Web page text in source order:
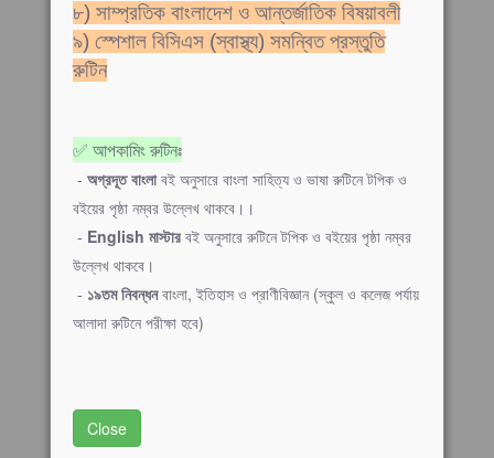
৮) সাম্প্রতিক বাংলাদেশ ও আন্তর্জাতিক বিষয়াবলী
৯) স্পেশাল বিসিএস (স্বাস্থ্য) সমন্বিত প্রস্তুতি
রুটিন
✅ আপকামিং রুটিনঃ
- অগ্রদূত বাংলাবই অনুসারে বাংলা সাহিত্য ও ভাষা রুটিনে টপিক ও
বইয়ের পৃষ্ঠা নম্বর উল্লেখ থাকবে।।
- English মাস্টারবই অনুসারে রুটিনে টপিক ও বইয়ের পৃষ্ঠা নম্বর
উল্লেখ থাকবে।
- ১৯তম নিবন্ধনবাংলা, ইতিহাস ও প্রাণীবিজ্ঞান (স্কুল ও কলেজ পর্যায়
আলাদা রুটিনে পরীক্ষা হবে)
Close